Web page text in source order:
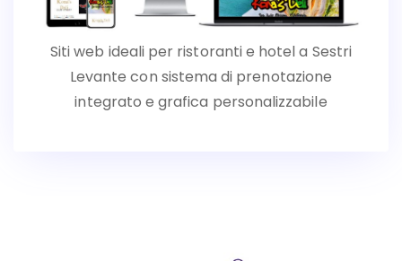
Siti web ideali per ristoranti e hotel a Sestri
Levante con sistema di prenotazione
integrato e grafica personalizzabile